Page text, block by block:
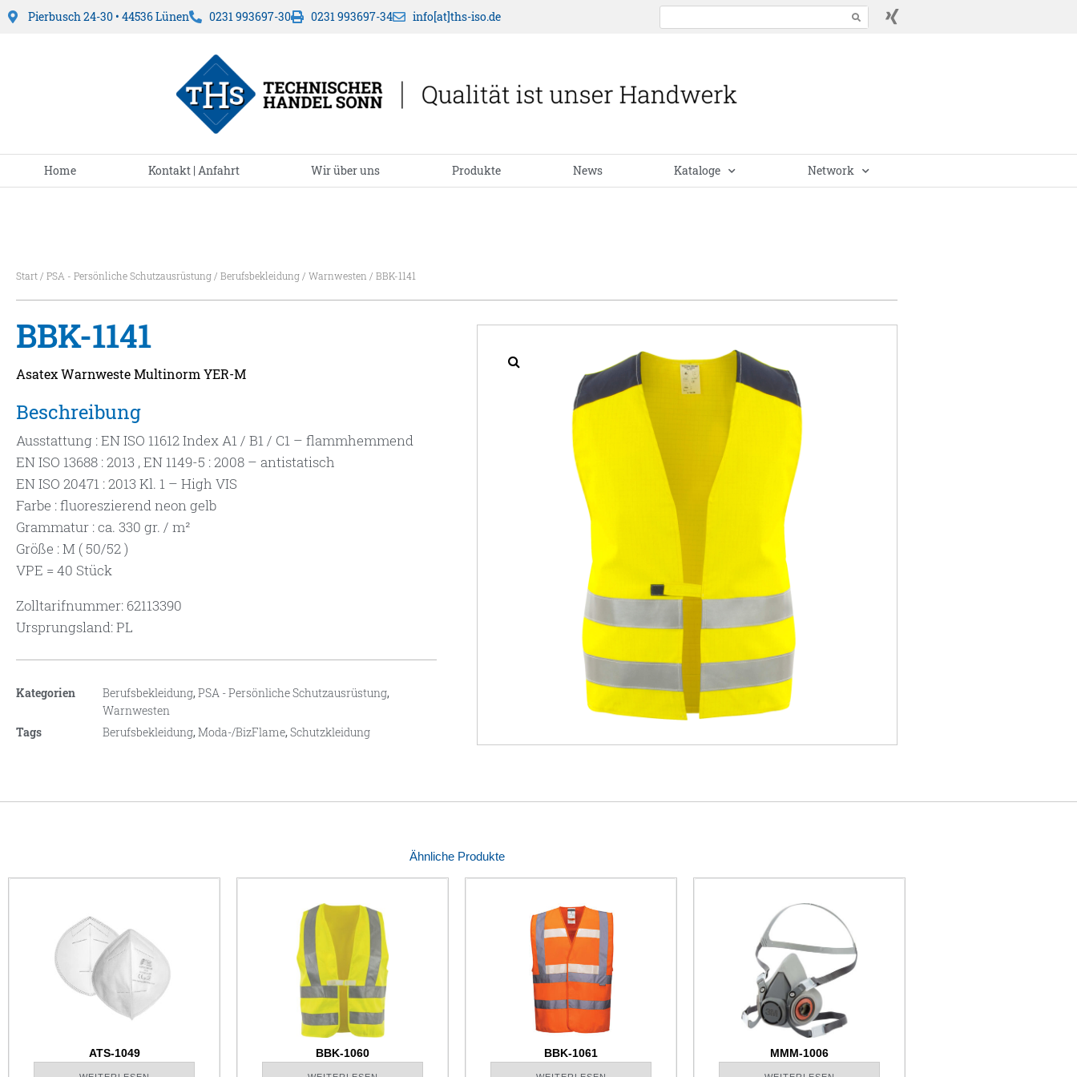
Pierbusch 24-30 • 44536 Lünen 0231 993697-30 0231 993697-34 info[at]ths-iso.de
Home Kontakt | Anfahrt Wir über uns Produkte News Kataloge Network
Start / PSA - Persönliche Schutzausrüstung / Berufsbekleidung / Warnwesten / BBK-1141
BBK-1141
Asatex Warnweste Multinorm YER-M
Beschreibung
Ausstattung : EN ISO 11612 Index A1 / B1 / C1 – flammhemmend
EN ISO 13688 : 2013 , EN 1149-5 : 2008 – antistatisch
EN ISO 20471 : 2013 Kl. 1 – High VIS
Farbe : fluoreszierend neon gelb
Grammatur : ca. 330 gr. / m²
Größe : M ( 50/52 )
VPE = 40 Stück
Zolltarifnummer: 62113390
Ursprungsland: PL
Kategorien Berufsbekleidung,PSA - Persönliche Schutzausrüstung,
Warnwesten
Tags
Berufsbekleidung,Moda-/BizFlame,Schutzkleidung
Ähnliche Produkte
ATS-1049 BBK-1060 BBK-1061 MMM-1006